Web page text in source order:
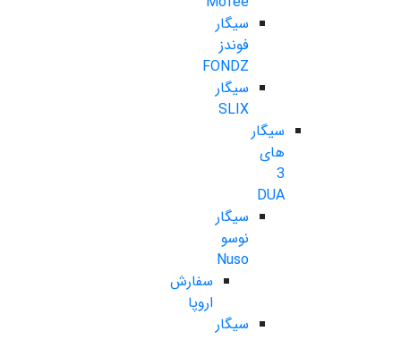
سیگار
فوندز
FONDZ
سیگار
SLIX
سیگار
های
3
DUA
سیگار
نوسو
Nuso
سفارش
اروپا
سیگار